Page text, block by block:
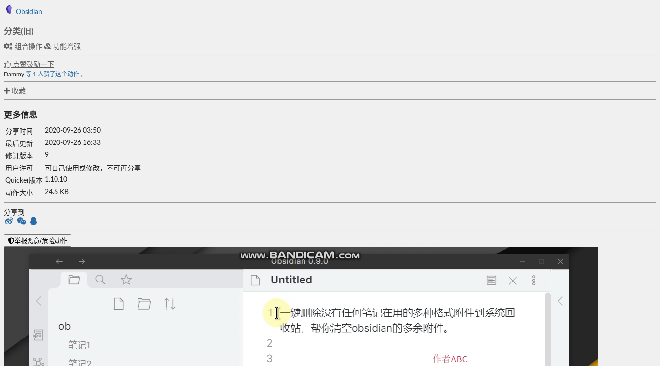
Obsidian
分类(旧)
组合操作 功能增强
点赞鼓励一下
Dammy 等 1 人赞了这个动作 。
收藏
更多信息
分享时间
2020-09-26 03:50
最后更新
2020-09-26 16:33
修订版本
9
用户许可
可自己使用或修改，不可再分享
Quicker版本 1.10.10
动作大小
24.6 KB
分享到
举报恶意/危险动作